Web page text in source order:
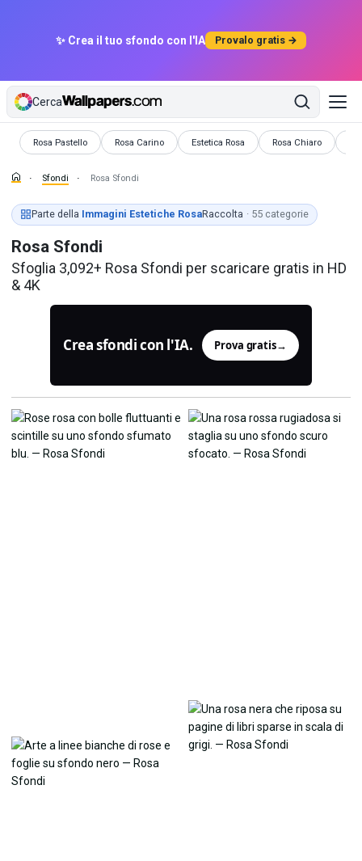
✨ Crea il tuo sfondo con l'IA Provalo gratis →
Cerca
Rosa Pastello
Sfondi Rosa Carino
Sfondi Estetica Rosa
Sfondi Rosa Chiaro
Sfondi
Sfondi Rosa Sfondi
Parte della Immagini Estetiche RosaRaccolta · 55 categorie
Rosa Sfondi
Sfoglia 3,092+ Rosa Sfondi per scaricare gratis in HD
& 4K
Crea sfondi con l'IA. Prova gratis→